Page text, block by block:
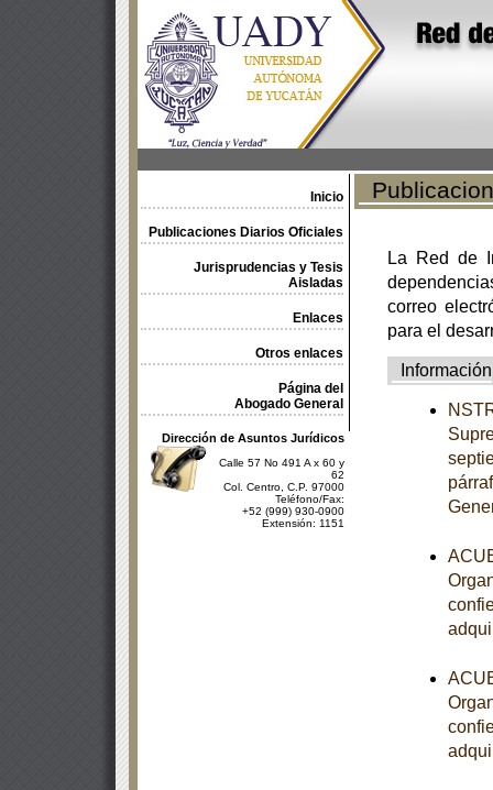
Inicio
Publicaciones Diarios Oficiales
Jurisprudencias y Tesis
Aisladas
Enlaces
Otros enlaces
Página del
Abogado General
Dirección de Asuntos Jurídicos
Calle 57 No 491 A x 60 y
62
Col. Centro, C.P. 97000
Teléfono/Fax:
+52 (999) 930-0900
Extensión: 1151
La Red de
correo
para el
Información